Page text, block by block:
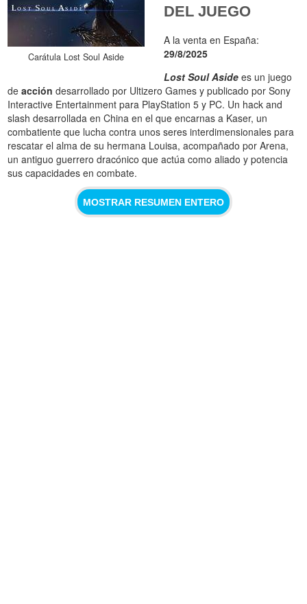
Carátula Lost Soul Aside
DEL JUEGO
A la venta en España:
29/8/2025
Lost Soul Aside es un juego
deacción desarrollado por Ultizero Games y publicado por Sony
Interactive Entertainment para PlayStation 5 y PC. Un hack and
slash desarrollada en China en el que encarnas a Kaser, un
combatiente que lucha contra unos seres interdimensionales para
rescatar el alma de su hermana Louisa, acompañado por Arena,
un antiguo guerrero dracónico que actúa como aliado y potencia
sus capacidades en combate.
MOSTRAR RESUMEN ENTERO